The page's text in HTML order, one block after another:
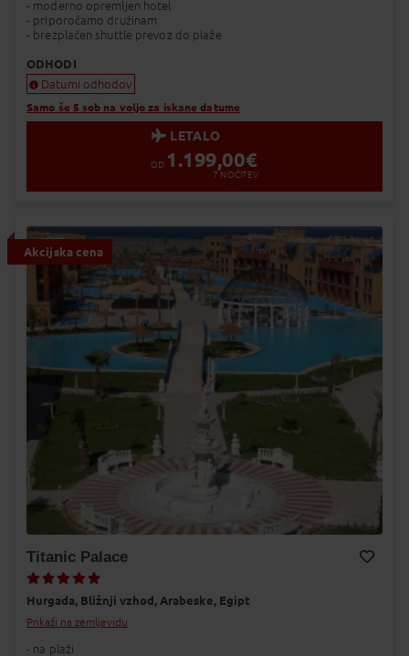
- moderno opremljen hotel
- priporočamo družinam
- brezplačen shuttle prevoz do plaže
ODHODI
Datumi odhodov
Samo še 5 sob na voljo za iskane datume
LETALO
OD 1.199,00€
7 NOČITEV
Akcijska cena
Titanic Palace
Hurgada, Bližnji vzhod, Arabeske, Egipt
Prikaži na zemljevidu
- na plaži